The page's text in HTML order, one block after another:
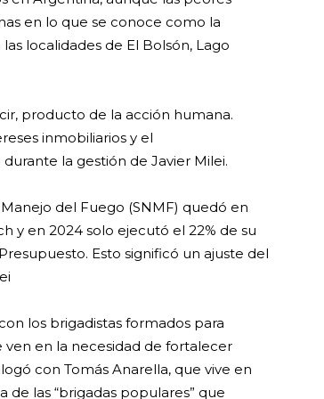
en lo que se conoce como la
localidades de El Bolsón, Lago
producto de la acción humana.
inmobiliarios y el
la gestión de Javier Milei.
del Fuego (SNMF) quedó en
y en 2024 solo ejecutó el 22% de su
Esto significó un ajuste del
los brigadistas formados para
ven en la necesidad de fortalecer
con Tomás Anarella, que vive en
las “brigadas populares” que